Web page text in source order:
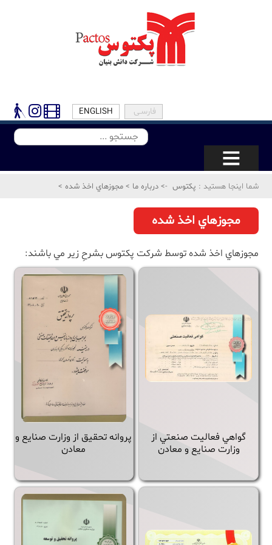
فارسـی ENGLISH
شما اینجا هستید : پکتوس ->درباره ما >مجوزهاي اخذ شده >
مجوزهاي اخذ شده
مجوزهاي اخذ شده توسط شركت پكتوس‌ بشرحِ زير مي باشند:
گواهي فعاليت صنعتي از
وزارت صنايع و معادن
پروانه تحقيق از وزارت صنايع و
معادن